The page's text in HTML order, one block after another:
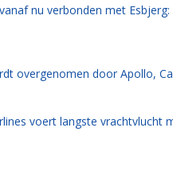
nu verbonden met
overgenomen door Apollo,
voert langste vrachtvlucht